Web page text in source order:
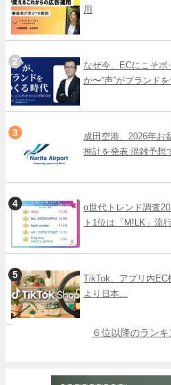
用
なぜ今、ECにこそ
か〜“声”がブランド
成田空港、2026年お
推計を発表 混雑予想
α世代トレンド調査
ト1位は「M!LK」流行
TikTok、アプリ内EC
より日本...
６位以降のラン